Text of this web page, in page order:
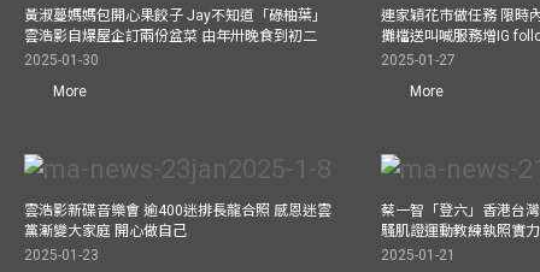
黃淑蔓媽媽包開心果餃子 Jay不知道「碌柚葉」
雲浩影自爆屋企訂兩份盆菜 由年卅晚食到初二
2025-01-30
More
連家穎花市做任務 限時
攤檔送叫喊服務增IG
2025-01-27
More
雲浩影新碟音樂會 逾400迷排長龍合照 感恩迷雲
黨漸變大家庭 開心做自己
2025-01-23
蔡一智「登六」香港台
騷肌證運動教練執照實
2025-01-21